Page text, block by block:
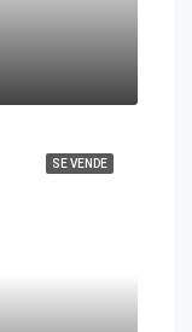
SE VENDE